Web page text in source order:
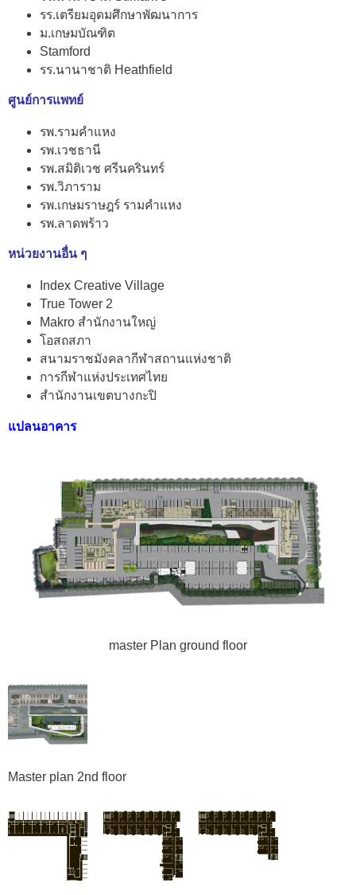
รร.เตรียมอุดมศึกษาพัฒนาการ
ม.เกษมบัณฑิต
Stamford
รร.นานาชาติ Heathfield
ศูนย์การแพทย์
รพ.รามคำแหง
รพ.เวชธานี
รพ.สมิติเวช ศรีนครินทร์
รพ.วิภาราม
รพ.เกษมราษฎร์ รามคำแหง
รพ.ลาดพร้าว
หน่วยงานอื่น ๆ
Index Creative Village
True Tower 2
Makro สำนักงานใหญ่
โอสถสภา
สนามราชมังคลากีฬาสถานแห่งชาติ
การกีฬาแห่งประเทศไทย
สำนักงานเขตบางกะปิ
แปลนอาคาร
master Plan ground floor
Master plan 2nd floor